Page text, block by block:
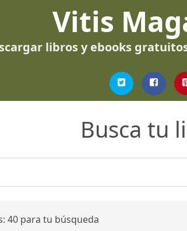
Vitis
libros y ebooks
Busca tu
40 para tu búsqueda